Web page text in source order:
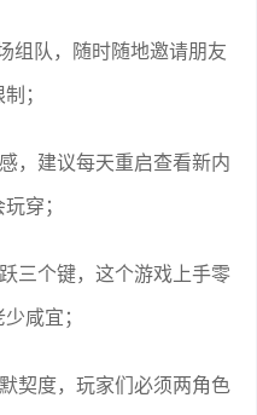
组队，随时随地邀请朋友
；
，建议每天重启查看新内
穿；
三个键，这个游戏上手零
咸宜；
契度，玩家们必须两角色